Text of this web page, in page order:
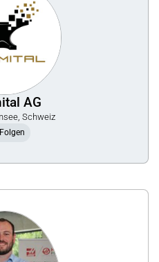
AG
Schweiz
Folgen